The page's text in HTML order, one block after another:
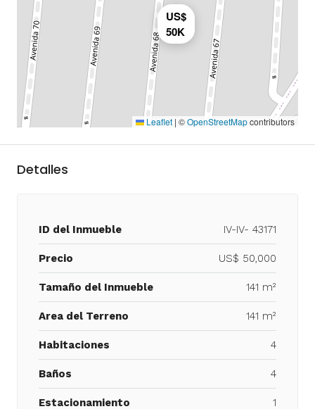
US$
50K
Leaflet | ©OpenStreetMapcontributors
Detalles
ID del Inmueble IV-IV- 43171
Precio US$ 50,000
Tamaño del Inmueble 141 m²
Area del Terreno 141 m²
Habitaciones 4
Baños 4
Estacionamiento 1